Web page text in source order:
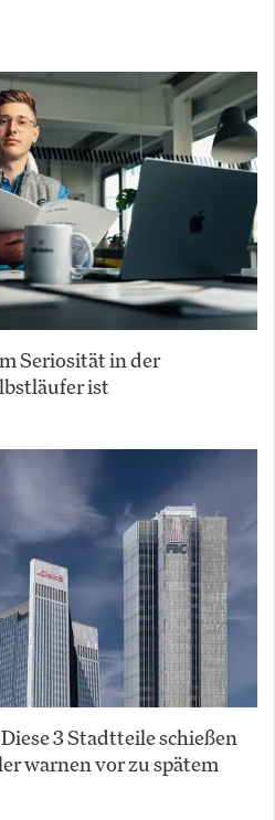
Seriosität in der
ist
3 Stadtteile schießen
warnen vor zu spätem